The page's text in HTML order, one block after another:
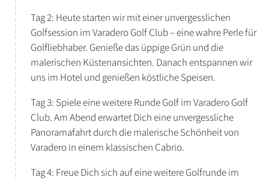
Tag 2: Heute starten wir mit einer unvergesslichen
Golfsession im Varadero Golf Club – eine wahre Perle für
Golfliebhaber. Genieße das üppige Grün und die
malerischen Küstenansichten. Danach entspannen wir
uns im Hotel und genießen köstliche Speisen.
Tag 3: Spiele eine weitere Runde Golf im Varadero Golf
Club. Am Abend erwartet Dich eine unvergessliche
Panoramafahrt durch die malerische Schönheit von
Varadero in einem klassischen Cabrio.
Tag 4: Freue Dich sich auf eine weitere Golfrunde im